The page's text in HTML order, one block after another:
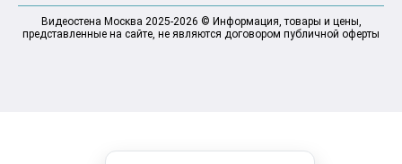
Видеостена Москва 2025-2026 © Информация, товары и цены,
представленные на сайте, не являются договором публичной оферты